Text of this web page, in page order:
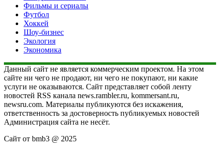
Фильмы и сериалы
Футбол
Хоккей
Шоу-бизнес
Экология
Экономика
Данный сайт не является коммерческим проектом. На этом
сайте ни чего не продают, ни чего не покупают, ни какие
услуги не оказываются. Сайт представляет собой ленту
новостей RSS канала news.rambler.ru, kommersant.ru,
newsru.com. Материалы публикуются без искажения,
ответственность за достоверность публикуемых новостей
Администрация сайта не несёт.
Сайт от bmb3 @ 2025